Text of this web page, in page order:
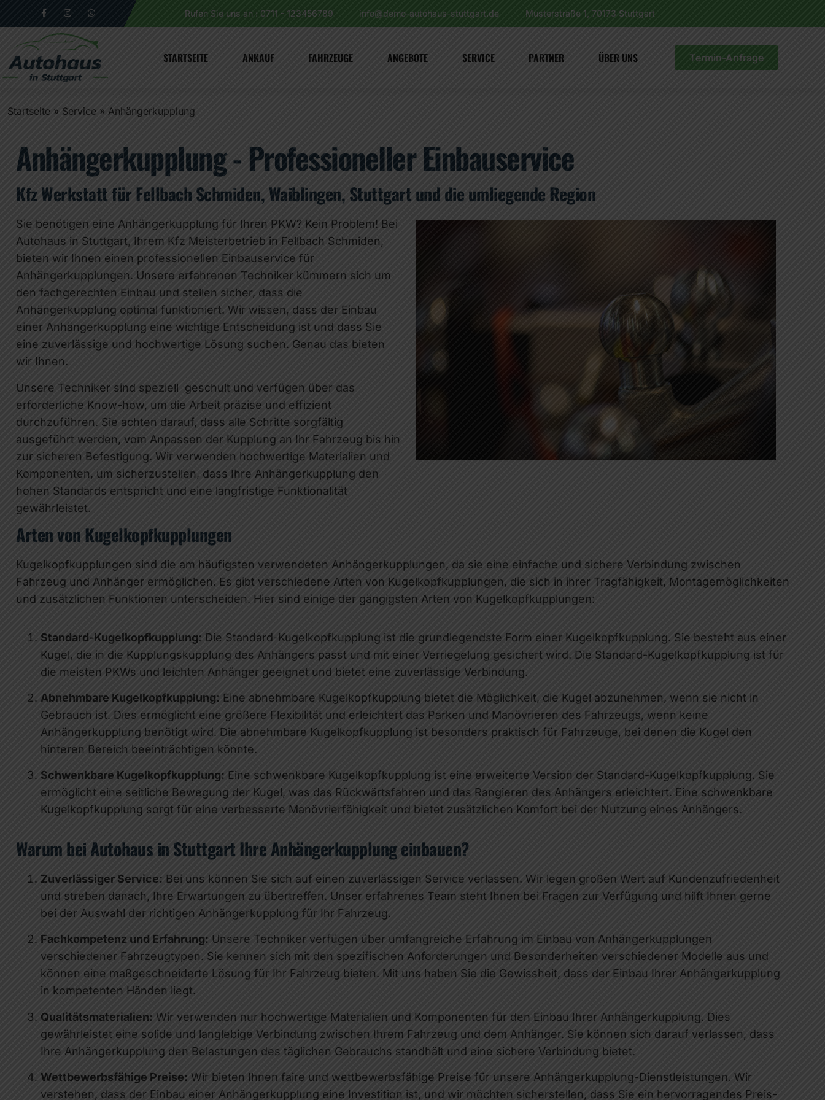
Rufen Sie uns an : 0711 - 123456789 info@demo-autohaus-stuttgart.de Musterstraße 1, 70173 Stuttgart
STARTSEITE ANKAUF FAHRZEUGE ANGEBOTE SERVICE PARTNER ÜBER UNS Termin-Anfrage
Startseite » Service » Anhängerkupplung
Anhängerkupplung - Professioneller Einbauservice
Kfz Werkstatt für Fellbach Schmiden, Waiblingen, Stuttgart und die umliegende Region
Sie benötigen eine Anhängerkupplung für Ihren PKW? Kein Problem! Bei
Autohaus in Stuttgart, Ihrem Kfz Meisterbetrieb in Fellbach Schmiden,
bieten wir Ihnen einen professionellen Einbauservice für
Anhängerkupplungen. Unsere erfahrenen Techniker kümmern sich um
den fachgerechten Einbau und stellen sicher, dass die
Anhängerkupplung optimal funktioniert. Wir wissen, dass der Einbau
einer Anhängerkupplung eine wichtige Entscheidung ist und dass Sie
eine zuverlässige und hochwertige Lösung suchen. Genau das bieten
wir Ihnen.
Unsere Techniker sind speziell geschult und verfügen über das
erforderliche Know-how, um die Arbeit präzise und effizient
durchzuführen. Sie achten darauf, dass alle Schritte sorgfältig
ausgeführt werden, vom Anpassen der Kupplung an Ihr Fahrzeug bis hin
zur sicheren Befestigung. Wir verwenden hochwertige Materialien und
Komponenten, um sicherzustellen, dass Ihre Anhängerkupplung den
hohen Standards entspricht und eine langfristige Funktionalität
gewährleistet.
Arten von Kugelkopfkupplungen
Kugelkopfkupplungen sind die am häufigsten verwendeten Anhängerkupplungen, da sie eine einfache und sichere Verbindung zwischen
Fahrzeug und Anhänger ermöglichen. Es gibt verschiedene Arten von Kugelkopfkupplungen, die sich in ihrer Tragfähigkeit, Montagemöglichkeiten
und zusätzlichen Funktionen unterscheiden. Hier sind einige der gängigsten Arten von Kugelkopfkupplungen:
Standard-Kugelkopfkupplung: Die Standard-Kugelkopfkupplung ist die grundlegendste Form einer Kugelkopfkupplung. Sie besteht aus einer
Kugel, die in die Kupplungskupplung des Anhängers passt und mit einer Verriegelung gesichert wird. Die Standard-Kugelkopfkupplung ist für
die meisten PKWs und leichten Anhänger geeignet und bietet eine zuverlässige Verbindung.
Abnehmbare Kugelkopfkupplung: Eine abnehmbare Kugelkopfkupplung bietet die Möglichkeit, die Kugel abzunehmen, wenn sie nicht in
Gebrauch ist. Dies ermöglicht eine größere Flexibilität und erleichtert das Parken und Manövrieren des Fahrzeugs, wenn keine
Anhängerkupplung benötigt wird. Die abnehmbare Kugelkopfkupplung ist besonders praktisch für Fahrzeuge, bei denen die Kugel den
hinteren Bereich beeinträchtigen könnte.
Schwenkbare Kugelkopfkupplung: Eine schwenkbare Kugelkopfkupplung ist eine erweiterte Version der Standard-Kugelkopfkupplung. Sie
ermöglicht eine seitliche Bewegung der Kugel, was das Rückwärtsfahren und das Rangieren des Anhängers erleichtert. Eine schwenkbare
Kugelkopfkupplung sorgt für eine verbesserte Manövrierfähigkeit und bietet zusätzlichen Komfort bei der Nutzung eines Anhängers.
Warum bei Autohaus in Stuttgart Ihre Anhängerkupplung einbauen?
Zuverlässiger Service: Bei uns können Sie sich auf einen zuverlässigen Service verlassen. Wir legen großen Wert auf Kundenzufriedenheit
und streben danach, Ihre Erwartungen zu übertreffen. Unser erfahrenes Team steht Ihnen bei Fragen zur Verfügung und hilft Ihnen gerne
bei der Auswahl der richtigen Anhängerkupplung für Ihr Fahrzeug.
Fachkompetenz und Erfahrung: Unsere Techniker verfügen über umfangreiche Erfahrung im Einbau von Anhängerkupplungen
verschiedener Fahrzeugtypen. Sie kennen sich mit den spezifischen Anforderungen und Besonderheiten verschiedener Modelle aus und
können eine maßgeschneiderte Lösung für Ihr Fahrzeug bieten. Mit uns haben Sie die Gewissheit, dass der Einbau Ihrer Anhängerkupplung
in kompetenten Händen liegt.
Qualitätsmaterialien: Wir verwenden nur hochwertige Materialien und Komponenten für den Einbau Ihrer Anhängerkupplung. Dies
gewährleistet eine solide und langlebige Verbindung zwischen Ihrem Fahrzeug und dem Anhänger. Sie können sich darauf verlassen, dass
Ihre Anhängerkupplung den Belastungen des täglichen Gebrauchs standhält und eine sichere Verbindung bietet.
Wettbewerbsfähige Preise: Wir bieten Ihnen faire und wettbewerbsfähige Preise für unsere Anhängerkupplung-Dienstleistungen. Wir
verstehen, dass der Einbau einer Anhängerkupplung eine Investition ist, und wir möchten sicherstellen, dass Sie ein hervorragendes Preis-